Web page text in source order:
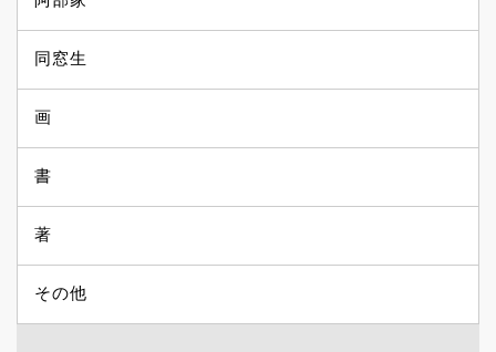
同窓生
画
書
著
その他